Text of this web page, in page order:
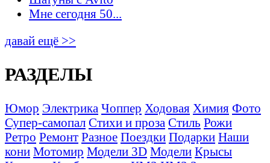
Мне сегодня 50...
давай ещё >>
РАЗДЕЛЫ
Юмор Электрика Чоппер Ходовая Химия Фото
Супер-самопал Стихи и проза Стиль Рожи
Ретро Ремонт Разное Поездки Подарки Наши
кони Мотомир Модели 3D Модели Крысы